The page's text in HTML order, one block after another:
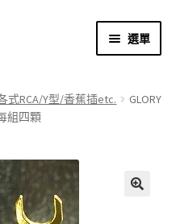
選單
式RCA/Y型/香蕉插etc.
GLORY
組四顆